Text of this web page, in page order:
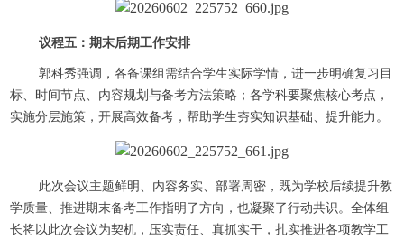
议程五：期末后期工作安排
郭科秀强调，各备课组需结合学生实际学情，进一步明确复习目
标、时间节点、内容规划与备考方法策略；各学科要聚焦核心考点，
实施分层施策，开展高效备考，帮助学生夯实知识基础、提升能力。
此次会议主题鲜明、内容务实、部署周密，既为学校后续提升教
学质量、推进期末备考工作指明了方向，也凝聚了行动共识。全体组
长将以此次会议为契机，压实责任、真抓实干，扎实推进各项教学工